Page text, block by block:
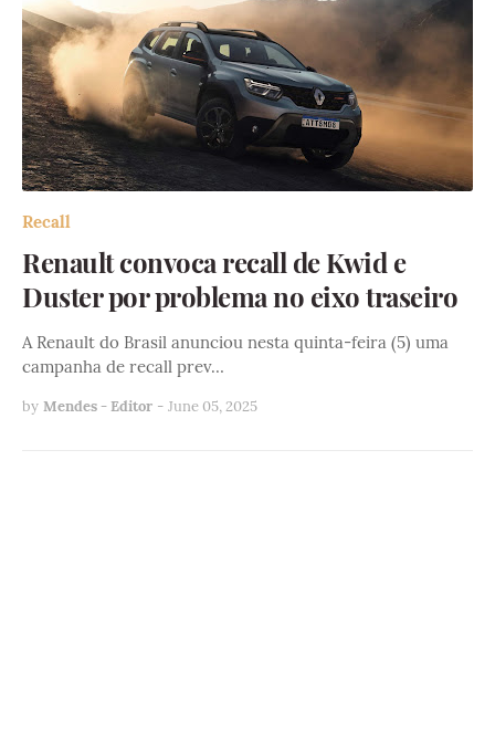
Recall
Renault convoca recall de Kwid e
Duster por problema no eixo traseiro
A Renault do Brasil anunciou nesta quinta-feira (5) uma
campanha de recall prev…
by Mendes - Editor - June 05, 2025